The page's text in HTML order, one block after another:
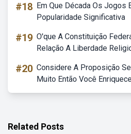
#18 Em Que Década Os Jogos
Popularidade Significativa
#19 O'que A Constituição
Relação A Liberdade
#20 Considere A Proposição
Muito Então Você
Related Posts